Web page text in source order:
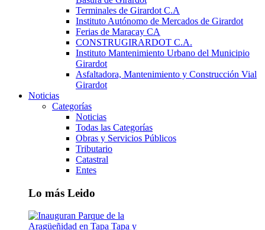
Terminales de Girardot C.A
Instituto Autónomo de Mercados de Girardot
Ferias de Maracay CA
CONSTRUGIRARDOT C.A.
Instituto Mantenimiento Urbano del Municipio
Girardot
Asfaltadora, Mantenimiento y Construcción Vial
Girardot
Noticias
Categorías
Noticias
Todas las Categorías
Obras y Servicios Públicos
Tributario
Catastral
Entes
Lo más Leido